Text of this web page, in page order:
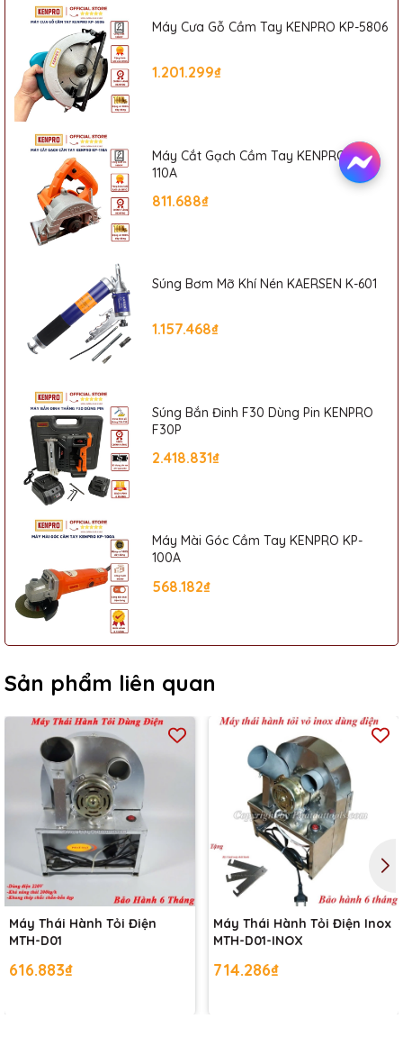
sản phẩm, màu sắc có thể thay đổi tùy theo sản phẩm thực
- Được nhập hàng và cung cấp bởi Phát Đạt Tools
Tên: Công Ty TNHH Thương Mại Xuất Nhập Khẩu Thiết Bị Công
Nghiệp Phát Đạt
Website:sieuthiphatdat.vn
Email: sieuthiphatdat@gmail.com
Địa chỉ: Số 405 Đường Nguyễn Khoái, Phường Thanh Trì, Quận
Hoàng Mai, Hà Nội
Hotline:0835616818
Máy Cưa Gỗ Cầm Tay KENPRO KP-5806
1.201.299₫
Máy Cắt Gạch Cầm Tay KENPRO KP-
110A
811.688₫
Súng Bơm Mỡ Khí Nén KAERSEN K-601
1.157.468₫
Súng Bắn Đinh F30 Dùng Pin KENPRO
F30P
2.418.831₫
Máy Mài Góc Cầm Tay KENPRO KP-
100A
568.182₫
Sản phẩm liên quan
Máy Thái Hành Tỏi Điện
MTH-D01
616.883₫
Máy Thái Hành Tỏi Điện Inox
MTH-D01-INOX
714.286₫